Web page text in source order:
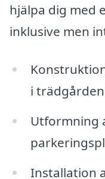
hjälpa dig med
inklusive men
i trädgården
Utformning
Installation